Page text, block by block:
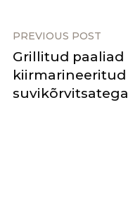
PREVIOUS POST
Grillitud paaliad
kiirmarineeritud
suvikõrvitsatega